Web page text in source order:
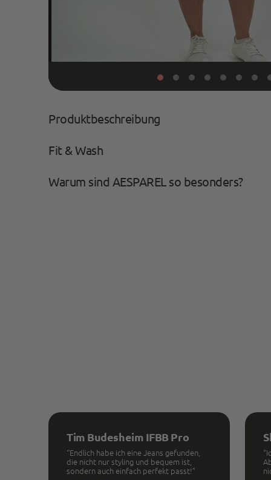
Produktbeschreibung
Fit & Wash
Warum sind AESPAREL so besonders?
Tim Budesheim IFBB Pro
“Endlich habe ich eine Jeans gefunden,
die nicht nur styling und bequem ist,
sondern auch einfach perfekt passt!”